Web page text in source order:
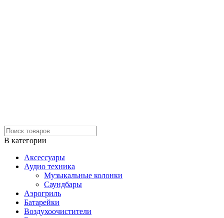
В категории
Аксессуары
Аудио техника
Музыкальные колонки
Саундбары
Аэрогриль
Батарейки
Воздухоочистители